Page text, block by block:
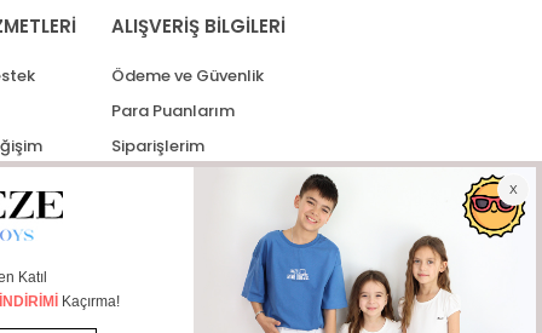
ALIŞVERİŞ BİLGİLERİ
Ödeme ve Güvenlik
Para Puanlarım
Siparişlerim